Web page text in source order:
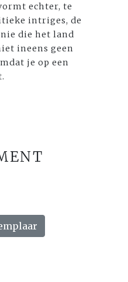
echter, te
intriges, de
die het land
ineens geen
je op een